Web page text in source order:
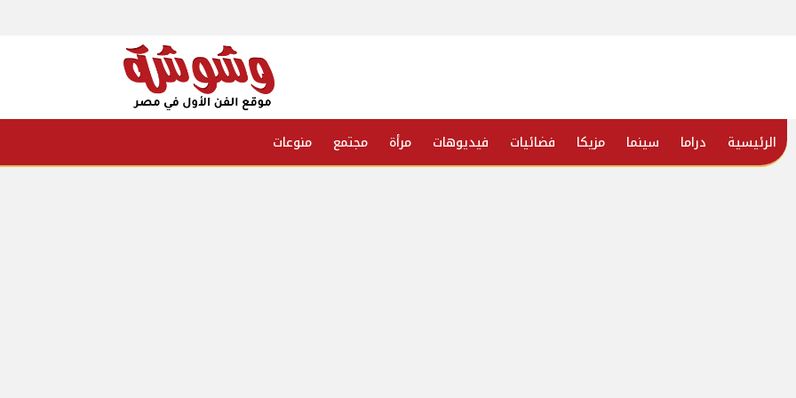
الرئيسية دراما سينما مزيكا فضائيات فيديوهات مرأة مجتمع منوعات